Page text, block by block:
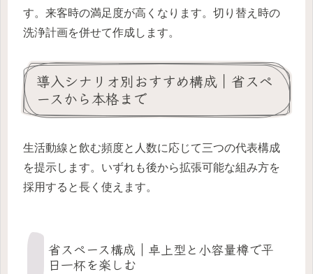
す。来客時の満足度が高くなります。切り替え時の
洗浄計画を併せて作成します。
導入シナリオ別おすすめ構成｜省スペ
ースから本格まで
生活動線と飲む頻度と人数に応じて三つの代表構成
を提示します。いずれも後から拡張可能な組み方を
採用すると長く使えます。
省スペース構成｜卓上型と小容量樽で平
日一杯を楽しむ